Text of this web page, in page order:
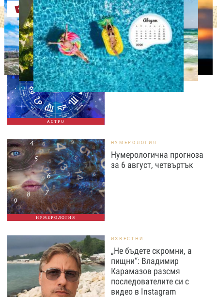
Оферти
АСТРО
АСТРОЛОГИЯ
Дневен хороскоп за 6
август, четвъртък
НУМЕРОЛОГИЯ
НУМЕРОЛОГИЯ
Нумерологична прогноза
за 6 август, четвъртък
ИЗВЕСТНИ
„Не бъдете скромни, а
пищни“: Владимир
Карамазов разсмя
последователите си с
видео в Instagram